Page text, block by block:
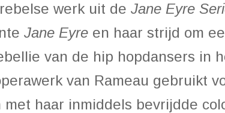
werk uit de Jane Eyre
Jane Eyre en haar strijd om
van de hip hopdansers in
van Rameau gebruikt
haar inmiddels bevrijdde